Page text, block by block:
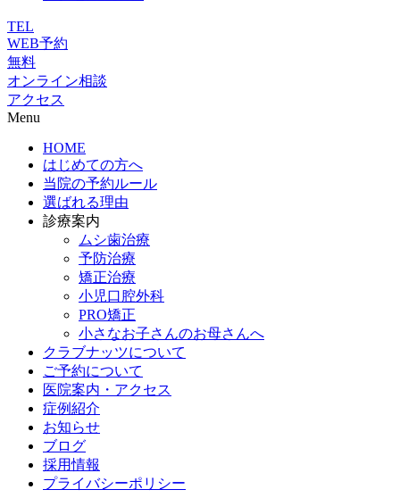
TEL
WEB予約
無料
オンライン相談
アクセス
Menu
HOME
はじめての方へ
当院の予約ルール
選ばれる理由
診療案内
ムシ歯治療
予防治療
矯正治療
小児口腔外科
PRO矯正
小さなお子さんのお母さんへ
クラブナッツについて
ご予約について
医院案内・アクセス
症例紹介
お知らせ
ブログ
採用情報
プライバシーポリシー